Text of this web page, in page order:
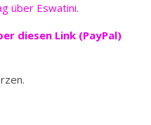
über Eswatini.
diesen Link (PayPal)